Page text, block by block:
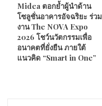
Midea ตอกย้ำผู้นำด้าน
โซลูชั่นอาคารอัจฉริยะ ร่วม
งาน The NOVA Expo
2026 โชว์นวัตกรรมเพื่อ
อนาคตที่ยั่งยืน ภายใต้
แนวคิด “Smart in One”